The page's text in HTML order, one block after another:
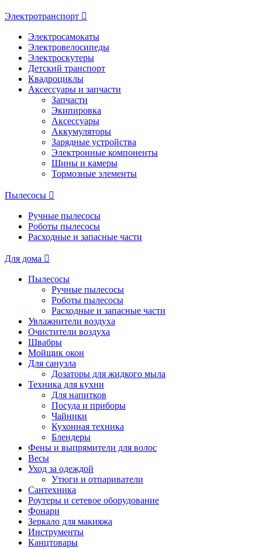
Электротранспорт
Электросамокаты
Электровелосипеды
Электроскутеры
Детский транспорт
Квадроциклы
Аксессуары и запчасти
Запчасти
Экипировка
Аксессуары
Аккумуляторы
Зарядные устройства
Электронные компоненты
Шины и камеры
Тормозные элементы
Пылесосы
Ручные пылесосы
Роботы пылесосы
Расходные и запасные части
Для дома
Пылесосы
Ручные пылесосы
Роботы пылесосы
Расходные и запасные части
Увлажнители воздуха
Очистители воздуха
Швабры
Мойщик окон
Для санузла
Дозаторы для жидкого мыла
Техника для кухни
Для напитков
Посуда и приборы
Чайники
Кухонная техника
Блендеры
Фены и выпрямители для волос
Весы
Уход за одеждой
Утюги и отпариватели
Сантехника
Роутеры и сетевое оборудование
Фонари
Зеркало для макияжа
Инструменты
Канцтовары